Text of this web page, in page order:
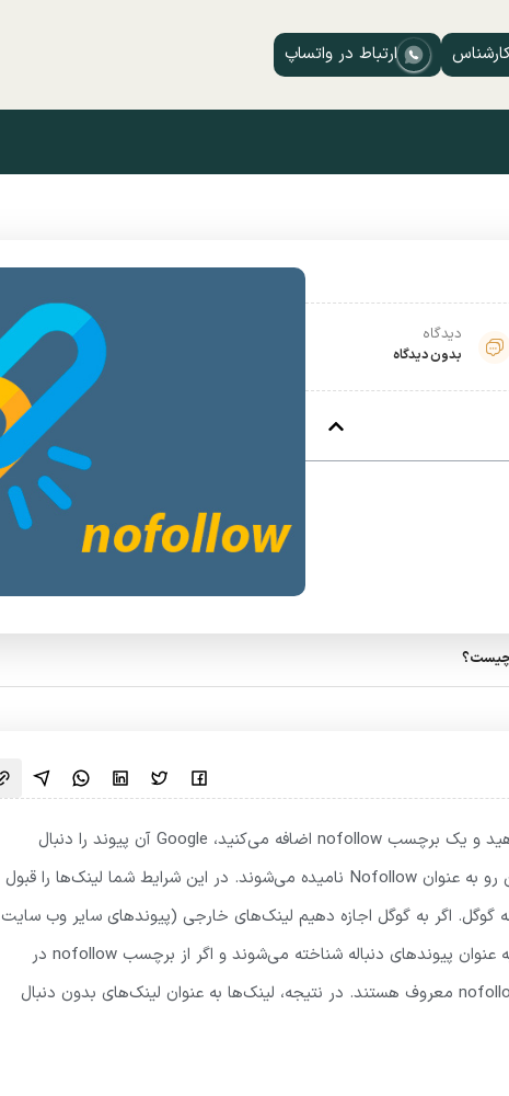
ارتباط در واتساپ
دیدگاه
بدون دیدگاه
چیست؟
هنگامی که پیوندهای داخلی یا خارجی را در پست خود قرار می‌دهید و یک برچسب nofollow اضافه می‌کنید، Google آن پیوند را دنبال
نمی‌کند. این بدان معناست که این پیوندها فالو نمی‌شوند و از این رو به عنوان Nofollow نامیده می‌شوند. در این شرایط شما لینک‌ها را قبول
گوگل. اگر به گوگل اجازه دهیم لینک‌های خارجی (پیوندهای سایر وب
به وب سایت ما) را در محتوای ما (پست) فالو کند، این پیوندها به عنوان پیوندهای دنباله شناخته می‌شوند و اگر از برچسب nofollow در
پیوندهای خارجی وب سایت خود استفاده کنیم، این لینک‌ها به nofollow معروف هستند. در نتیجه، لینک‌ها به عنوان لینک‌های بدون دنبال